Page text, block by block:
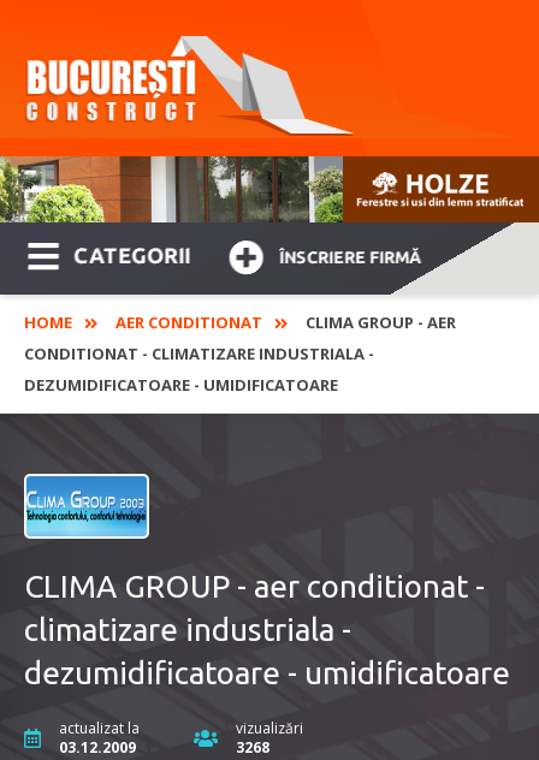
CATEGORII ÎNSCRIERE FIRMĂ
HOME AER CONDITIONAT
CLIMA GROUP - AER
CONDITIONAT - CLIMATIZARE INDUSTRIALA -
DEZUMIDIFICATOARE - UMIDIFICATOARE
CLIMA GROUP - aer conditionat -
climatizare industriala -
dezumidificatoare - umidificatoare
actualizat la
03.12.2009
vizualizări
3268